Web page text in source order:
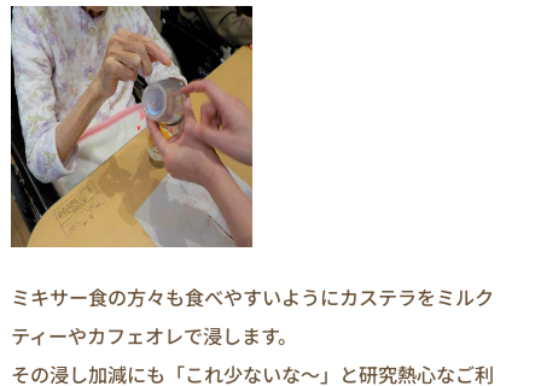
ミキサー食の方々も食べやすいようにカステラをミルク
ティーやカフェオレで浸します。
その浸し加減にも「これ少ないな～」と研究熱心なご利